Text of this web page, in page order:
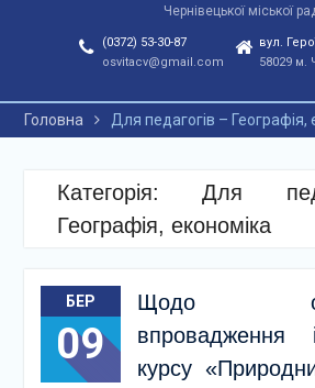
Чернівецької міської
(0372) 53-30-87
osvitacv@gmail.com
вул.
58029 м.
Головна Для педагогів – Географія,
Категорія: Для
Географія, економіка
БЕР
09
Щодо
впровадження
курсу